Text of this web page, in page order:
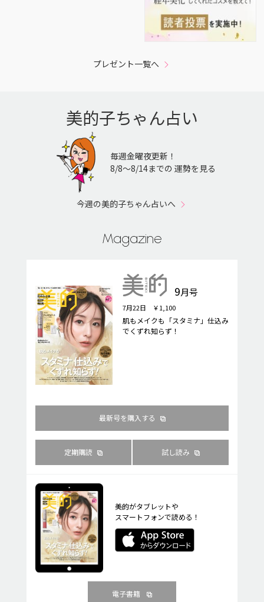
プレゼント一覧へ
美的子ちゃん占い
毎週金曜夜更新！
8/8〜8/14までの 運勢を見る
今週の美的子ちゃん占いへ
Magazine
9月号
7月22日 ￥1,100
肌もメイクも「スタミナ」仕込み
でくずれ知らず！
最新号を購入する
定期購読 試し読み
美的がタブレットや
スマートフォンで読める！
電子書籍